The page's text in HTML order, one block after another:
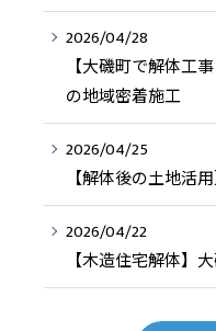
2026/04/28
【大磯町で解体工
の地域密着施工
2026/04/25
【解体後の土地活
2026/04/22
【木造住宅解体】